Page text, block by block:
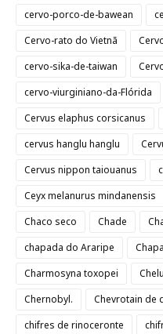
cervo-porco-de-bawean
Cervo-rato do Vietnã
cervo-sika-de-taiwan
cervo-viurginiano-da-Flórida
Cervus elaphus corsicanus
cervus hanglu hanglu
Cervus nippon taiouanus
Ceyx melanurus mindanensis
Chaco seco
Chade
chapada do Araripe
Charmosyna toxopei
Chernobyl.
Chevrotain de
chifres de rinoceronte